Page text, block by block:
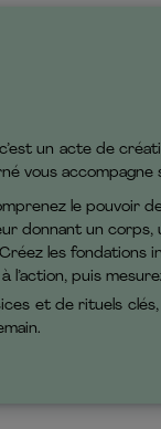
un acte de
vous accompagne
le
donnant un
: Créez les
à l’action, puis
et de rituels